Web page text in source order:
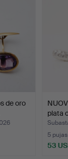
de oro
plata
5 pujas
53